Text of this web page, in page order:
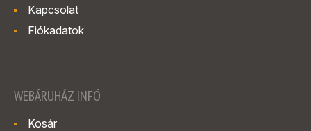
Kapcsolat
Fiókadatok
WEBÁRUHÁZ INFÓ
Kosár